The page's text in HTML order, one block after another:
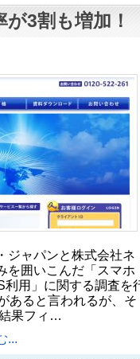
3割も増加！
ジャパンと株式会社ネ
を囲いこんだ「スマホ
用」に関する調査を
あると言われるが、そ
果フィ…
...